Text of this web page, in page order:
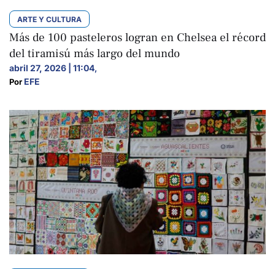
ARTE Y CULTURA
Más de 100 pasteleros logran en Chelsea el récord
del tiramisú más largo del mundo
abril 27, 2026 | 11:04,
Por EFE